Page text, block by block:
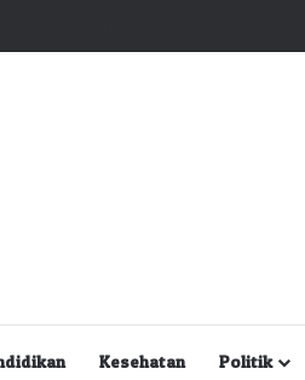
Kesehatan Politik